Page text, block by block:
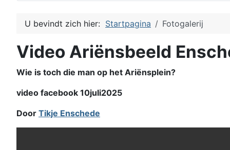
U bevindt zich hier: Startpagina Fotogalerij
Video Ariënsbeeld
Wie is toch die man op het Ariënsplein?
video facebook 10juli2025
Door Tikje Enschede